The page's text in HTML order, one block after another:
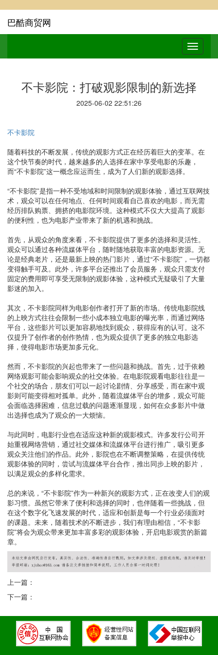
巴酷商贸网
不卡影院：打破观影限制的新选择
2025-06-02 22:51:26
不卡影院
随着科技的不断发展，传统的观影方式正在经历着巨大的变革。在
这个快节奏的时代，越来越多的人选择在家中享受电影的乐趣，
而“不卡影院”这一概念应运而生，成为了人们新的观影选择。
“不卡影院”是指一种不受地域和时间限制的观影体验，通过互联网技
术，观众可以在任何地点、任何时间观看自己喜欢的电影，而无需
经历排队购票、拥挤的电影院环境。这种模式不仅大大提高了观影
的便利性，也为电影产业带来了新的机遇和挑战。
首先，从观众的角度来看，不卡影院提供了更多的选择和灵活性。
观众可以通过各种流媒体平台，随时随地获取丰富的电影资源。无
论是经典老片，还是最新上映的热门影片，通过“不卡影院”，一切都
变得触手可及。此外，许多平台还推出了会员服务，观众只需支付
固定的费用即可享受无限制的观影体验，这种模式无疑吸引了大量
影迷的加入。
其次，不卡影院同样为电影创作者打开了新的市场。传统电影院线
的上映方式往往会限制一些小成本独立电影的曝光率，而通过网络
平台，这些影片可以更加容易地找到观众，获得应有的认可。这不
仅提升了创作者的创作热情，也为观众提供了更多的独立电影选
择，使得电影市场更加多元化。
然而，不卡影院的兴起也带来了一些问题和挑战。首先，过于依赖
网络观影可能会影响观众的社交体验。在电影院观看电影往往是一
个社交的场合，朋友们可以一起讨论剧情、分享感受，而在家中观
影则可能变得相对孤单。此外，随着流媒体平台的增多，观众可能
会面临选择困难，信息过载的问题逐渐显现，如何在众多影片中做
出选择也成为了观众的一大烦恼。
与此同时，电影行业也在适应这种新的观影模式。许多发行公司开
始重视网络营销，通过社交媒体和流媒体平台进行推广，吸引更多
观众关注他们的作品。此外，影院也在不断调整策略，在提供传统
观影体验的同时，尝试与流媒体平台合作，推出同步上映的影片，
以满足观众的多样化需求。
总的来说，“不卡影院”作为一种新兴的观影方式，正在改变人们的观
影习惯。虽然它带来了便利和选择的同时，也伴随着一些挑战，但
在这个数字化飞速发展的时代，适应和创新是每一个行业必须面对
的课题。未来，随着技术的不断进步，我们有理由相信，“不卡影
院”将会为观众带来更加丰富多彩的观影体验，开启电影观赏的新篇
章。
上一篇：
下一篇：